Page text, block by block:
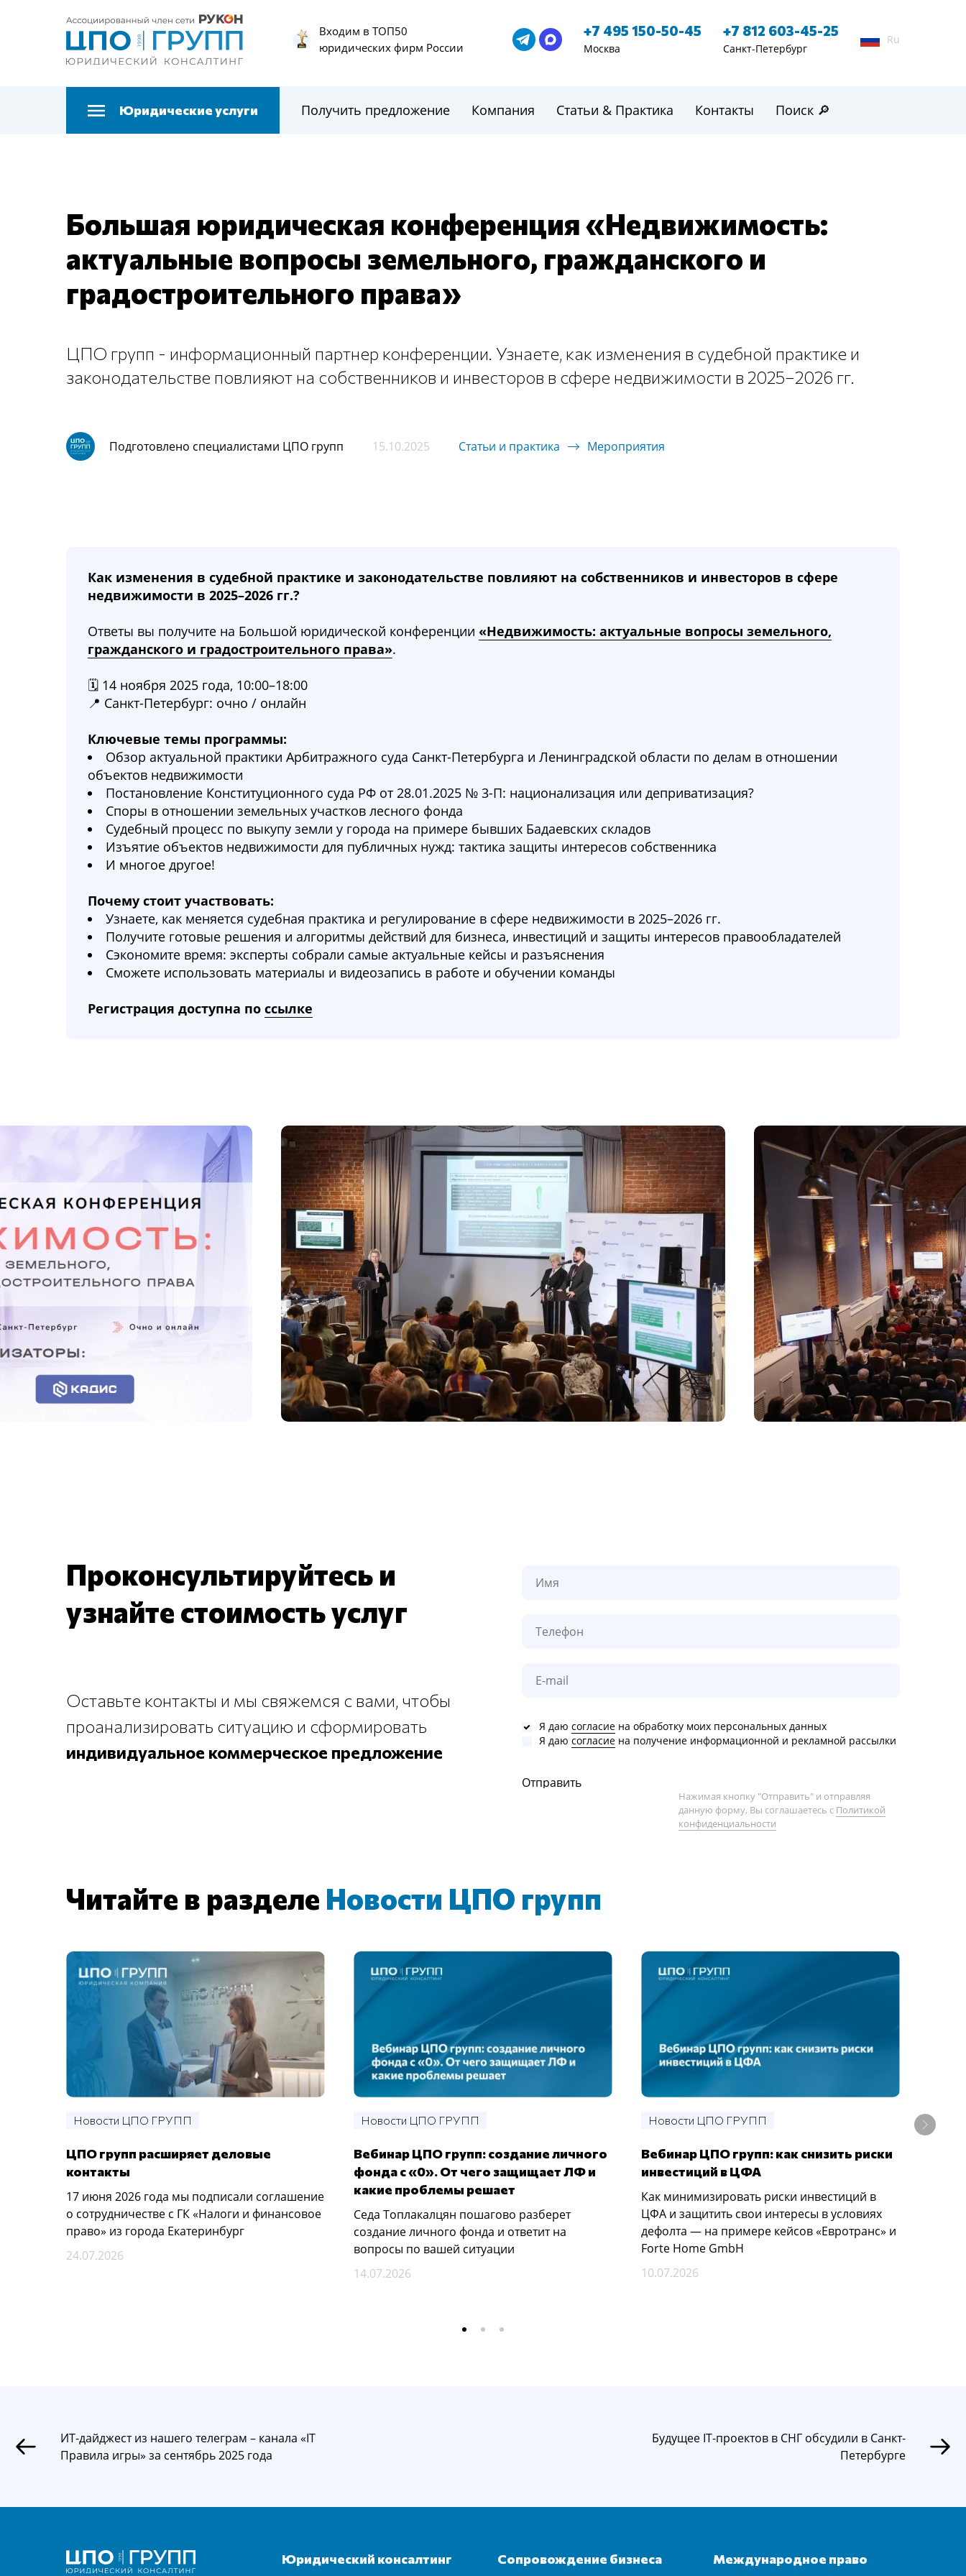
Входим в ТОП50
юридических фирм России
+7 495 150-50-45
Москва
+7 812 603-45-25
Санкт-Петербург
Ru
Юридические услуги Получить предложение Компания Статьи & Практика Контакты Поиск 🔎
Большая юридическая конференция «Недвижимость:
актуальные вопросы земельного, гражданского и
градостроительного права»
ЦПО групп - информационный партнер конференции. Узнаете, как изменения в судебной практике и
законодательстве повлияют на собственников и инвесторов в сфере недвижимости в 2025–2026 гг.
Подготовлено специалистами ЦПО групп 15.10.2025 Статьи и практика Мероприятия
Как изменения в судебной практике и законодательстве повлияют на собственников и инвесторов в сфере
недвижимости в 2025–2026 гг.?
Ответы вы получите на Большой юридической конференции «Недвижимость: актуальные вопросы земельного,
гражданского и градостроительного права».
🗓️ 14 ноября 2025 года, 10:00–18:00
📍 Санкт-Петербург: очно / онлайн
Ключевые темы программы:
Обзор актуальной практики Арбитражного суда Санкт-Петербурга и Ленинградской области по делам в отношении
объектов недвижимости
Постановление Конституционного суда РФ от 28.01.2025 № 3-П: национализация или деприватизация?
Споры в отношении земельных участков лесного фонда
Судебный процесс по выкупу земли у города на примере бывших Бадаевских складов
Изъятие объектов недвижимости для публичных нужд: тактика защиты интересов собственника
И многое другое!
Почему стоит участвовать:
Узнаете, как меняется судебная практика и регулирование в сфере недвижимости в 2025–2026 гг.
Получите готовые решения и алгоритмы действий для бизнеса, инвестиций и защиты интересов правообладателей
Сэкономите время: эксперты собрали самые актуальные кейсы и разъяснения
Сможете использовать материалы и видеозапись в работе и обучении команды
Регистрация доступна по ссылке
Проконсультируйтесь и
узнайте стоимость услуг
Оставьте контакты и мы свяжемся с вами, чтобы
проанализировать ситуацию и сформировать
индивидуальное коммерческое предложение
Я даю согласие на обработку моих персональных данных
Я даю согласие на получение информационной и рекламной рассылки
Отправить
Нажимая кнопку "Отправить" и отправляя
данную форму, Вы соглашаетесь с Политикой
конфиденциальности
Читайте в разделе Новости ЦПО групп
Новости ЦПО ГРУПП
ЦПО групп расширяет деловые
контакты
17 июня 2026 года мы подписали соглашение
о сотрудничестве с ГК «Налоги и финансовое
право» из города Екатеринбург
24.07.2026
Новости ЦПО ГРУПП
Вебинар ЦПО групп: создание личного
фонда с «0». От чего защищает ЛФ и
какие проблемы решает
Седа Топлакалцян пошагово разберет
создание личного фонда и ответит на
вопросы по вашей ситуации
14.07.2026
Новости ЦПО ГРУПП
Вебинар ЦПО групп: как снизить риски
инвестиций в ЦФА
Как минимизировать риски инвестиций в
ЦФА и защитить свои интересы в условиях
дефолта — на примере кейсов «Евротранс» и
Forte Home GmbH
10.07.2026
ИТ-дайджест из нашего телеграм – канала «IT
Правила игры» за сентябрь 2025 года
Будущее IT-проектов в СНГ обсудили в Санкт-
Петербурге
Юридический консалтинг Сопровождение бизнеса Международное право